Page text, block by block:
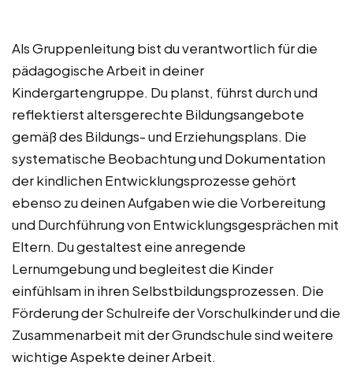
Als Gruppenleitung bist du verantwortlich für die
pädagogische Arbeit in deiner
Kindergartengruppe. Du planst, führst durch und
reflektierst altersgerechte Bildungsangebote
gemäß des Bildungs- und Erziehungsplans. Die
systematische Beobachtung und Dokumentation
der kindlichen Entwicklungsprozesse gehört
ebenso zu deinen Aufgaben wie die Vorbereitung
und Durchführung von Entwicklungsgesprächen mit
Eltern. Du gestaltest eine anregende
Lernumgebung und begleitest die Kinder
einfühlsam in ihren Selbstbildungsprozessen. Die
Förderung der Schulreife der Vorschulkinder und die
Zusammenarbeit mit der Grundschule sind weitere
wichtige Aspekte deiner Arbeit.